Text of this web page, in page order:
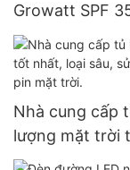
Growatt SPF
biến tần và lưu
Nhà cung cấp
lượng mặt trời
điện DC 12V,